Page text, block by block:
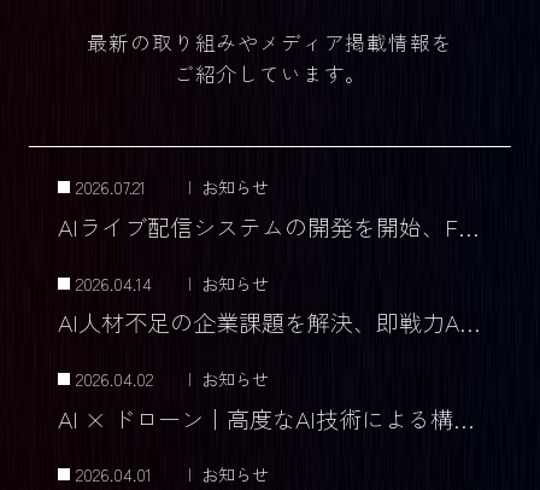
最新の取り組みやメディア掲載情報を
ご紹介しています。
2026.07.21 | お知らせ
AIライブ配信システムの開発を開始、Face Swap技術でライブコマースを革新
2026.04.14 | お知らせ
AI人材不足の企業課題を解決、即戦力AIチームを提供
2026.04.02 | お知らせ
AI × ドローン｜高度なAI技術による構造検査と安全管理の未来
2026.04.01 | お知らせ